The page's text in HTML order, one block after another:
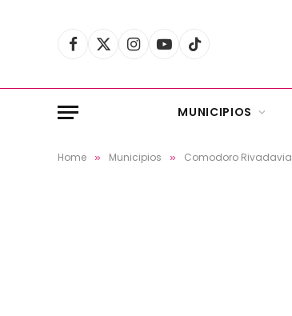
Facebook
X
Instagram
YouTubeTikTok
MUNICIPIOS
Home » Municipios » Comodoro Rivadavia